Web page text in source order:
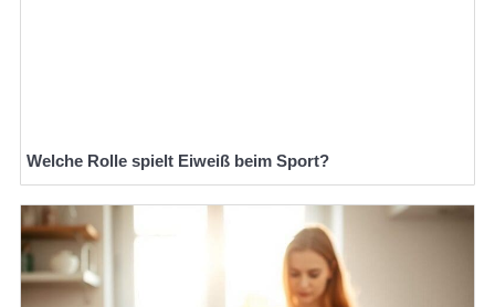
Welche Rolle spielt Eiweiß beim Sport?